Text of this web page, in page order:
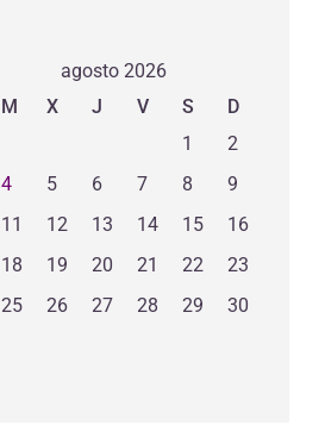
agosto 2026
M X J V S
D
1
2
4 5 6 7 8
9
11 12 13 14 15
16
18 19 20 21 22
23
25 26 27 28 29
30